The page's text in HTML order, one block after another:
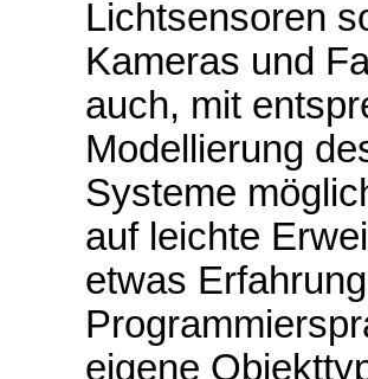
Lichtsensoren
Kameras und
auch, mit
Modellierung
Systeme
auf leichte
etwas
eigene